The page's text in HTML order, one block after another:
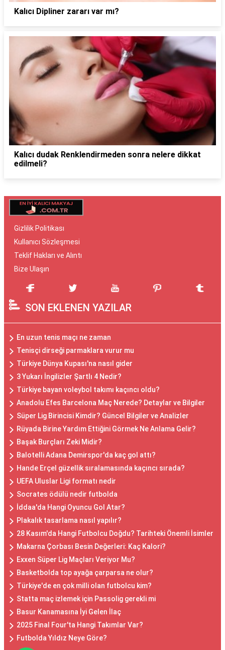
Kalıcı Dipliner zararı var mı?
Kalıcı dudak Renklendirmeden sonra nelere dikkat
edilmeli?
Gizlilik Politikası
Kullanıcı Sözleşmesi
Teklif Hakları ve Alıntı
Bize Ulaşın
SON EKLENEN YAZILAR
En uzun tenis maçı ne zaman
Tenisçi dirseği parmaklara vurur mu
Türkiye Dünya Kupası'na nasıl gider
3 Yukarı İngilizler Şartlı 4 Nedir?
Türkiye bayan voleybol takımı kaçıncı oldu?
Anadolu Efes Barcelona Maç Nerede? Detaylar ve Bilgiler
Süper Lig Birincisi Kimdir? Güncel Bilgiler ve Analizler
Rüyada Birine Yardım Ettiğini Görmek Ne Anlama Gelir?
Başak Burçları Zeki Midir?
Balotelli Adana Demirspor'da kaç gol attı?
Hande Erçel güzellik sıralamasında kaçıncı sırada?
UEFA Uluslar Ligi formatı nedir
Socrates ödülü nedir futbolda
İddaa'da Hangi Oyuncu Gol Atar?
Plakalık tasarlama nasıl yapılır?
28 Kasım'da Hangi Futbolcu Doğdu? Tarihteki Önemli İsimler
Makarna Çorbası Besin Değerleri: Kaç Kalori?
Exxen Süper Lig Maçları Veriyor Mu?
Basketbolda top ayağa çarparsa ne olur?
Türkiye'de en çok milli olan futbolcu kim?
Statta maç izlemek için Passolig gerekli mi
Basur Kanamasına İyi Gelen İlaç
2025 Final Four'ta Hangi Takımlar Var?
Futbolda Yıldız Neye Göre?